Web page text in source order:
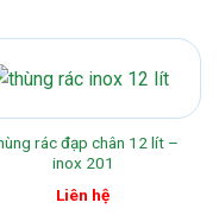
rác đạp chân 12 lít –
inox 201
Liên hệ